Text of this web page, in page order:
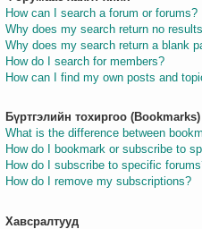
How can I search a forum or forums?
Why does my search return no
Why does my search return a blank
How do I search for members?
How can I find my own posts and
Бүртгэлийн тохиргоо (Bookmarks)
What is the difference between
How do I bookmark or subscribe to
How do I subscribe to specific
How do I remove my subscriptions?
Хавсралтууд